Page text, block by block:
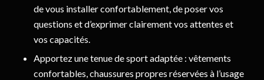
de vous installer confortablement, de poser vos
questions et d’exprimer clairement vos attentes et
vos capacités.
Apportez une tenue de sport adaptée : vêtements
confortables, chaussures propres réservées à l’usage